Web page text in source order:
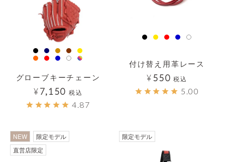
グローブキーチェーン
¥7,150 税込
4.87
付け替え用革レース
¥550 税込
5.00
NEW
限定モデル
直営店限定
限定モデル